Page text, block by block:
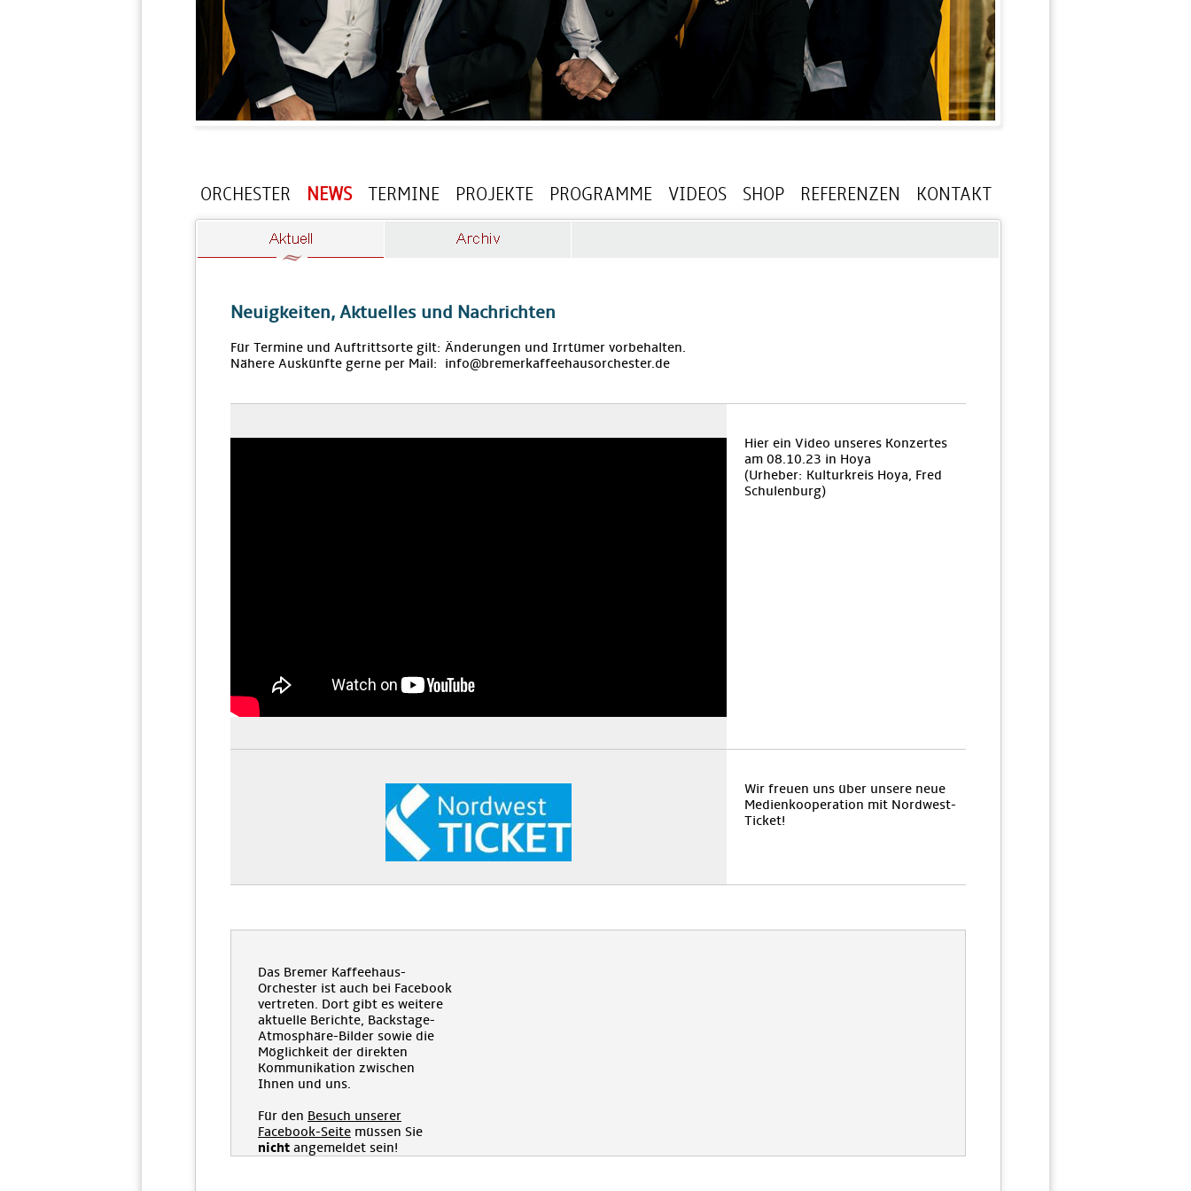
ORCHESTER NEWS TERMINE PROJEKTE PROGRAMME VIDEOS SHOP REFERENZEN KONTAKT
Neuigkeiten, Aktuelles und Nachrichten
Für Termine und Auftrittsorte gilt: Änderungen und Irrtümer vorbehalten.
Nähere Auskünfte gerne per Mail: info@bremerkaffeehausorchester.de
Hier ein Video unseres Konzertes
am 08.10.23 in Hoya
(Urheber: Kulturkreis Hoya, Fred
Schulenburg)
Wir freuen uns über unsere neue
Medienkooperation mit Nordwest-
Ticket!
Das Bremer Kaffeehaus-
Orchester ist auch bei Facebook
vertreten. Dort gibt es weitere
aktuelle Berichte, Backstage-
Atmosphäre-Bilder sowie die
Möglichkeit der direkten
Kommunikation zwischen
Ihnen und uns.
Für den Besuch unserer
Facebook-Seite müssen Sie
nicht angemeldet sein!